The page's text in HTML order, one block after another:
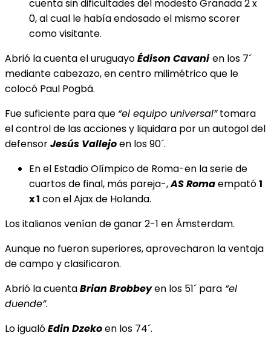
cuenta sin dificultades del modesto Granada 2 x
0, al cual le había endosado el mismo scorer
como visitante.
Abrió la cuenta el uruguayoÉdison Cavani en los 7´
mediante cabezazo, en centro milimétrico que le
colocó Paul Pogbá.
Fue suficiente para que “el equipo universal”tomara
el control de las acciones y liquidara por un autogol del
defensorJesús Vallejoen los 90´.
En el Estadio Olímpico de Roma-en la serie de
cuartos de final, más pareja-,AS Romaempató1
x 1 con el Ajax de Holanda.
Los italianos venían de ganar 2-1 en Ámsterdam.
Aunque no fueron superiores, aprovecharon la ventaja
de campo y clasificaron.
Abrió la cuentaBrian Brobbeyen los 51´ para “el
duende”.
Lo igualóEdin Dzekoen los 74´.